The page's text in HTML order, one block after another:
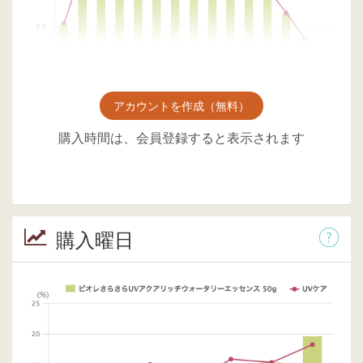
アカウントを作成（無料）
購入時間は、会員登録すると表示されます
購入曜日